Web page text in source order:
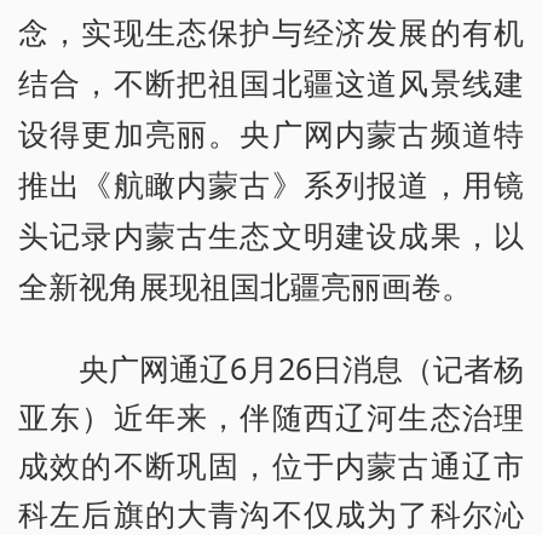
念，实现生态保护与经济发展的有机
结合，不断把祖国北疆这道风景线建
设得更加亮丽。央广网内蒙古频道特
推出《航瞰内蒙古》系列报道，用镜
头记录内蒙古生态文明建设成果，以
全新视角展现祖国北疆亮丽画卷。
央广网通辽6月26日消息（记者杨
亚东）近年来，伴随西辽河生态治理
成效的不断巩固，位于内蒙古通辽市
科左后旗的大青沟不仅成为了科尔沁